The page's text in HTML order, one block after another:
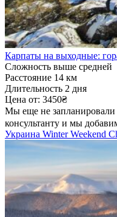
Карпаты на выходные:
Сложность выше средней
Расстояние 14 км
Длительность 2 дня
Цена от: 3450₴
Мы еще не
консультанту и мы
Украина Winter Weekend